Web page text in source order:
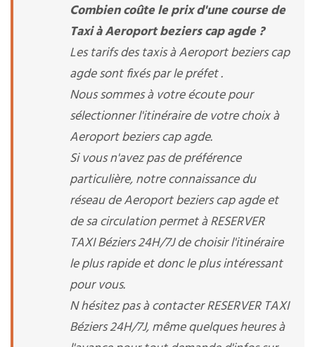
Combien coûte le prix d'une course de
Taxi à Aeroport beziers cap agde ?
Les tarifs des taxis à Aeroport beziers cap
agde sont fixés par le préfet .
Nous sommes à votre écoute pour
sélectionner l'itinéraire de votre choix à
Aeroport beziers cap agde.
Si vous n'avez pas de préférence
particulière, notre connaissance du
réseau de Aeroport beziers cap agde et
de sa circulation permet à RESERVER
TAXI Béziers 24H/7J de choisir l'itinéraire
le plus rapide et donc le plus intéressant
pour vous.
N hésitez pas à contacter RESERVER TAXI
Béziers 24H/7J, même quelques heures à